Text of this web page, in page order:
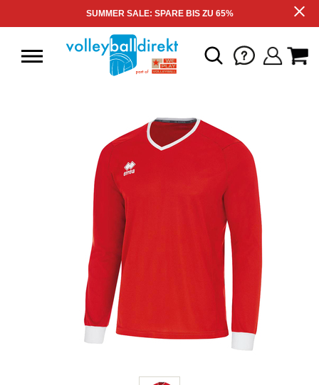
SUMMER SALE: SPARE BIS ZU 65%